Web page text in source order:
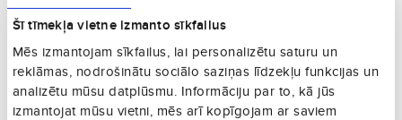
Šī tīmekļa vietne izmanto sīkfailus
Mēs izmantojam sīkfailus, lai personalizētu saturu un
reklāmas, nodrošinātu sociālo saziņas līdzekļu funkcijas un
analizētu mūsu datplūsmu. Informāciju par to, kā jūs
izmantojat mūsu vietni, mēs arī kopīgojam ar saviem
21. 08., Pk
13. 08., C €180
Vienā virzienā
Vienā virzienā